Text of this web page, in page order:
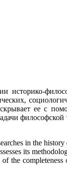
историко-
ее с
философской
in the
its
the